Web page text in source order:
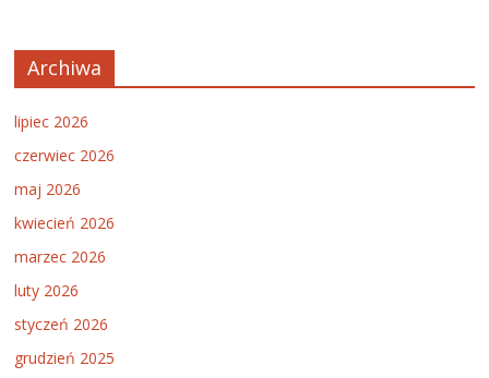
Archiwa
lipiec 2026
czerwiec 2026
maj 2026
kwiecień 2026
marzec 2026
luty 2026
styczeń 2026
grudzień 2025